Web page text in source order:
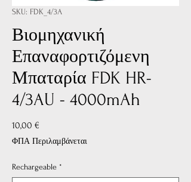
SKU: FDK_4/3A
Βιομηχανική
Επαναφορτιζόμενη
Μπαταρία FDK HR-
4/3AU - 4000mAh
10,00 €
ΦΠΑ Περιλαμβάνεται
Rechargeable *